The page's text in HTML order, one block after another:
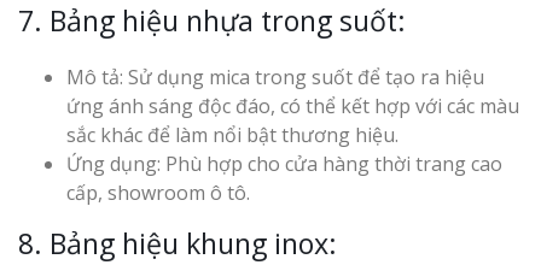
7. Bảng hiệu nhựa trong suốt:
Mô tả: Sử dụng mica trong suốt để tạo ra hiệu
ứng ánh sáng độc đáo, có thể kết hợp với các màu
sắc khác để làm nổi bật thương hiệu.
Ứng dụng: Phù hợp cho cửa hàng thời trang cao
cấp, showroom ô tô.
8. Bảng hiệu khung inox: